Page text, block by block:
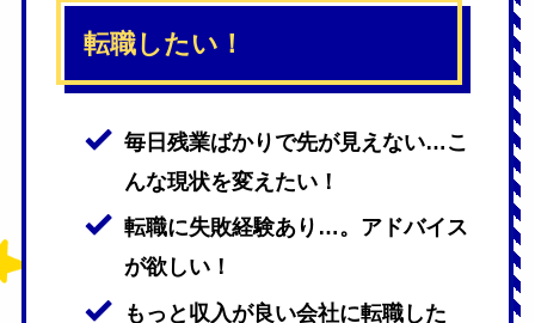
転職したい！
毎日残業ばかりで先が見えない…こ
んな現状を変えたい！
転職に失敗経験あり…。アドバイス
が欲しい！
もっと収入が良い会社に転職した